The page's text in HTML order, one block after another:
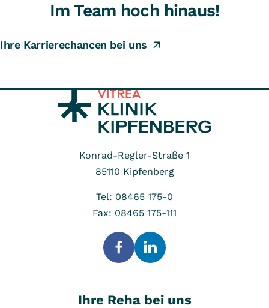
Im Team hoch hinaus!
Ihre Karrierechancen bei uns
Konrad-Regler-Straße 1
85110 Kipfenberg
Tel: 08465 175-0
Fax: 08465 175-111
Ihre Reha bei uns